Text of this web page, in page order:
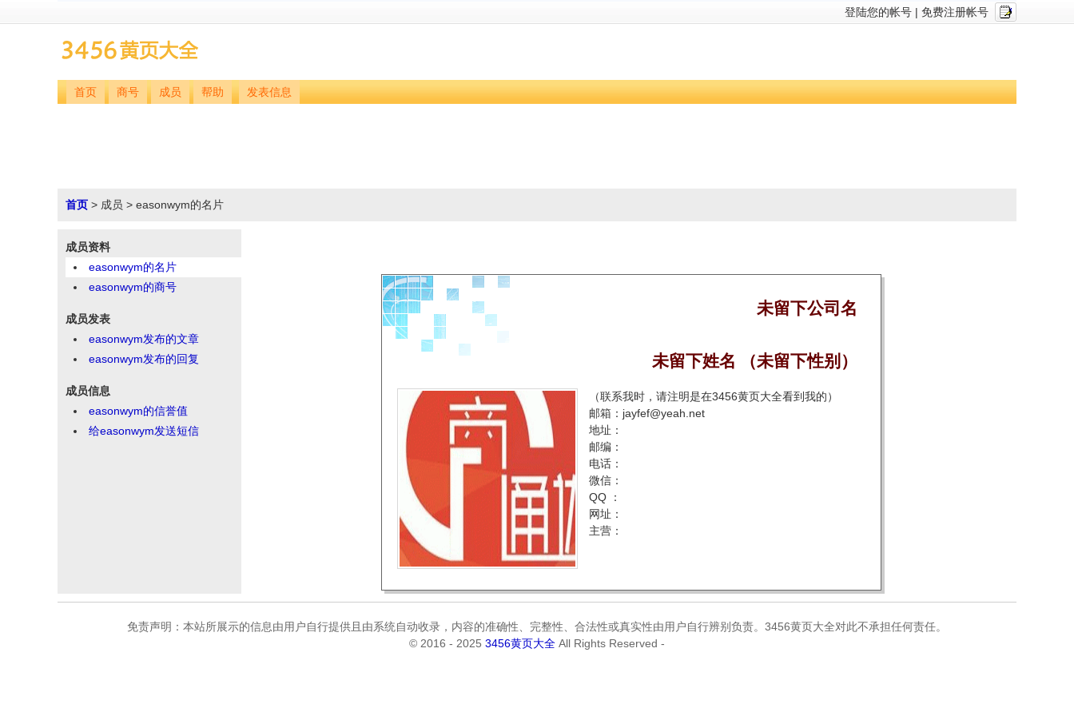
登陆您的帐号 | 免费注册帐号
首页 商号 成员 帮助 发表信息
首页 > 成员 > easonwym的名片
成员资料
easonwym的名片
easonwym的商号
成员发表
easonwym发布的文章
easonwym发布的回复
成员信息
easonwym的信誉值
给easonwym发送短信
未留下公司名
未留下姓名 （未留下性别）
（联系我时，请注明是在3456黄页大全看到我的）
邮箱：jayfef@yeah.net
地址：
邮编：
电话：
微信：
QQ ：
网址：
主营：
免责声明：本站所展示的信息由用户自行提供且由系统自动收录，内容的准确性、完整性、合法性或真实性由用户自行辨别负责。3456黄页大全对此不承担任何责任。
© 2016 - 2025 3456黄页大全 All Rights Reserved -